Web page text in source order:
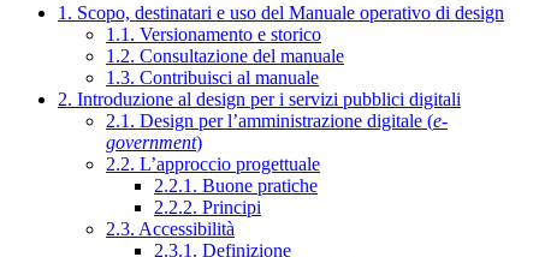
1. Scopo, destinatari e uso del Manuale operativo di design
1.1. Versionamento e storico
1.2. Consultazione del manuale
1.3. Contribuisci al manuale
2. Introduzione al design per i servizi pubblici digitali
2.1. Design per l’amministrazione digitale (e-
government)
2.2. L’approccio progettuale
2.2.1. Buone pratiche
2.2.2. Principi
2.3. Accessibilità
2.3.1. Definizione